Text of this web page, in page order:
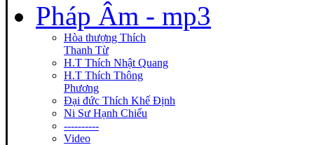
Pháp Âm - mp3
Hòa thượng Thích
Thanh Từ
H.T Thích Nhật Quang
H.T Thích Thông
Phương
Đại đức Thích Khế Định
Ni Sư Hạnh Chiếu
----------
Video